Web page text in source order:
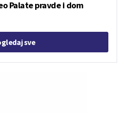
Palate pravde i dom
sve